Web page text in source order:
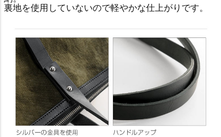
裏地を使用していないので軽やかな仕上がりです。